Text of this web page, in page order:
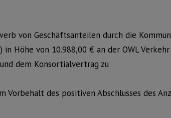
von Geschäftsanteilen durch die
Höhe von 10.988,00 € an der OWL
dem Konsortialvertrag zu
Vorbehalt des positiven Abschlusses des